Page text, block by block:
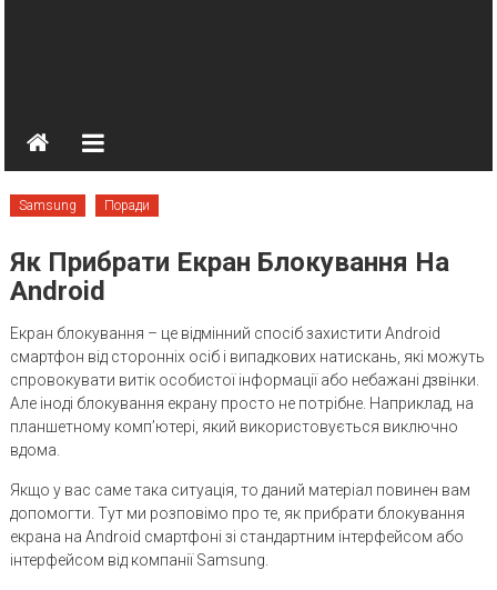
Samsung Поради
Як Прибрати Екран Блокування На
Android
Екран блокування – це відмінний спосіб захистити Android
смартфон від сторонніх осіб і випадкових натискань, які можуть
спровокувати витік особистої інформації або небажані дзвінки.
Але іноді блокування екрану просто не потрібне. Наприклад, на
планшетному комп’ютері, який використовується виключно
вдома.
Якщо у вас саме така ситуація, то даний матеріал повинен вам
допомогти. Тут ми розповімо про те, як прибрати блокування
екрана на Android смартфоні зі стандартним інтерфейсом або
інтерфейсом від компанії Samsung.